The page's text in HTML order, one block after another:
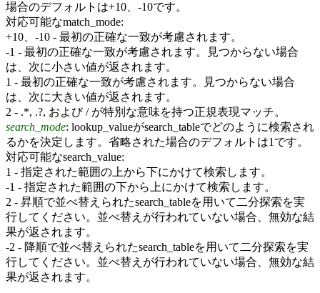
場合のデフォルトは+10、-10です。
対応可能なmatch_mode:
+10、-10 - 最初の正確な一致が考慮されます。
-1 - 最初の正確な一致が考慮されます。見つからない場合
は、次に小さい値が返されます。
1 - 最初の正確な一致が考慮されます。見つからない場合
は、次に大きい値が返されます。
2 - .*, .?, および / が特別な意味を持つ正規表現マッチ。
search_mode: lookup_valueがsearch_tableでどのように検索され
るかを決定します。省略された場合のデフォルトは1です。
対応可能なsearch_value:
1 - 指定された範囲の上から下にかけて検索します。
-1 - 指定された範囲の下から上にかけて検索します。
2 - 昇順で並べ替えられたsearch_tableを用いて二分探索を実
行してください。並べ替えが行われていない場合、無効な結
果が返されます。
-2 - 降順で並べ替えられたsearch_tableを用いて二分探索を実
行してください。並べ替えが行われていない場合、無効な結
果が返されます。